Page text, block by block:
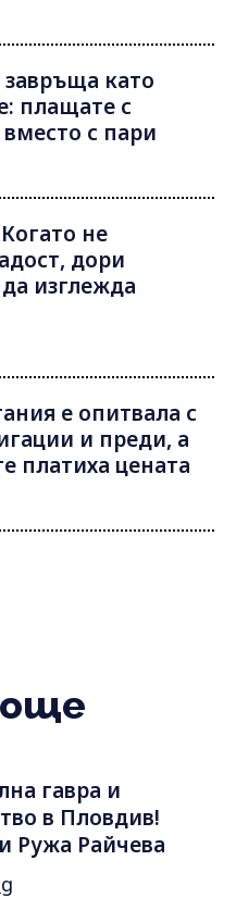
завръща като
плащате с
с пари
не
дори
изглежда
е опитвала с
и преди, а
платиха цената
гавра и
в Пловдив!
Ружа Райчева